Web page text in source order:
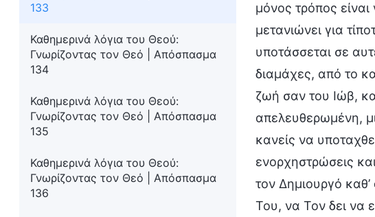
133
Καθημερινά λόγια του Θεού:
Γνωρίζοντας τον Θεό | Απόσπασμα
134
Καθημερινά λόγια του Θεού:
Γνωρίζοντας τον Θεό | Απόσπασμα
135
Καθημερινά λόγια του Θεού:
Γνωρίζοντας τον Θεό | Απόσπασμα
136
μόνος τρόπος
μετανιώνει για
υποτάσσεται σε
διαμάχες, από το
ζωή σαν του Ιώβ,
απελευθερωμένη,
κανείς να
ενορχηστρώσεις
τον Δημιουργό
Του, να Τον δει να